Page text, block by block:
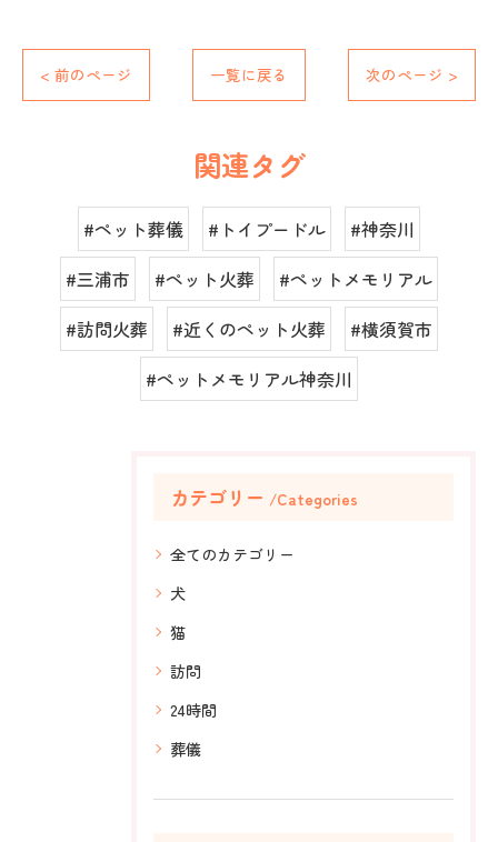
< 前のページ 一覧に戻る 次のページ >
関連タグ
#ペット葬儀 #トイプードル
#神奈川
#三浦市
#ペット火葬
#ペットメモリアル
#訪問火葬
#近くのペット火葬
#横須賀市
#ペットメモリアル神奈川
カテゴリー Categories
全てのカテゴリー
犬
猫
訪問
24時間
葬儀